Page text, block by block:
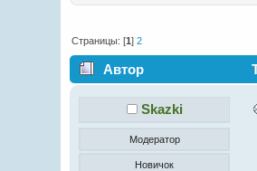
Страницы: [1]2
Автор
Skazki
Модератор
Новичок